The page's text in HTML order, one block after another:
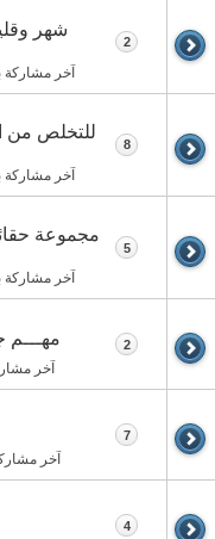
شهر
آخر مشاركة
2
للتخلص من
آخر مشاركة
8
مجموعة
آخر مشاركة
5
مهـــم
آخر
2
آخر
7
4